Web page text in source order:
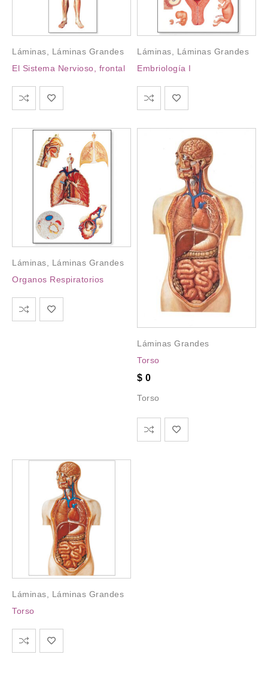
Láminas
Láminas Grandes
El Sistema Nervioso, frontal
Láminas
Láminas Grandes
Embriología I
Láminas
Láminas Grandes
Organos Respiratorios
Láminas Grandes
Torso
$ 0
Torso
Láminas, Láminas Grandes
Torso